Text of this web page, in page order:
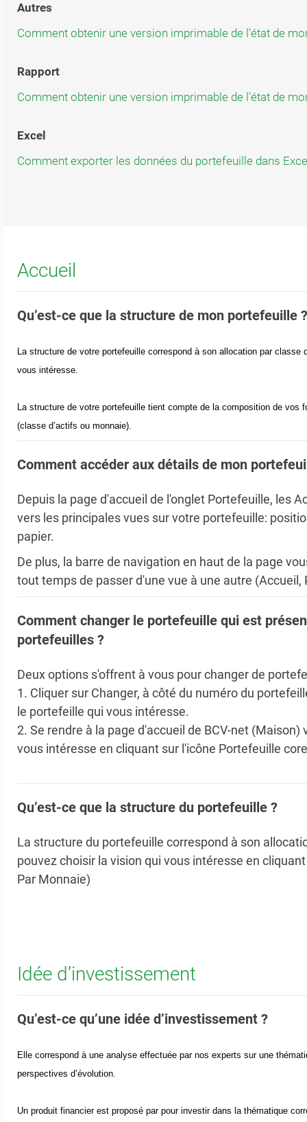
Autres
Comment obtenir une version imprimable de l’état de
Rapport
Comment obtenir une version imprimable de l’état de
Excel
Comment exporter les données du portefeuille dans
Accueil
Qu’est-ce que la structure de mon portefeuille ?
La structure de votre portefeuille correspond à son allocation par
vous intéresse.
La structure de votre portefeuille tient compte de la composition de vos
(classe d’actifs ou monnaie).
Comment accéder aux détails de mon
Depuis la page d'accueil de l'onglet Portefeuille, les
vers les principales vues sur votre portefeuille:
papier.
De plus, la barre de navigation en haut de la page
tout temps de passer d'une vue à une autre
Comment changer le portefeuille qui est
portefeuilles ?
Deux options s'offrent à vous pour changer de
1. Cliquer sur Changer, à côté du numéro du
le portefeille qui vous intéresse.
2. Se rendre à la page d'accueil de BCV-net
vous intéresse en cliquant sur l'icône Portefeuille
Qu’est-ce que la structure du portefeuille ?
La structure du portefeuille correspond à son
pouvez choisir la vision qui vous intéresse en
Par Monnaie)
Idée d’investissement
Qu’est-ce qu’une idée d’investissement ?
Elle correspond à une analyse effectuée par nos experts sur une
perspectives d’évolution.
Un produit financier est proposé par pour investir dans la thématique